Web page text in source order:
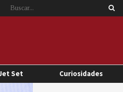
Set Curiosidades